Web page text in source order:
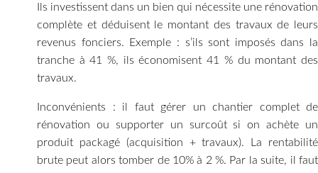
Ils investissent dans un bien qui nécessite une rénovation
complète et déduisent le montant des travaux de leurs
revenus fonciers. Exemple : s’ils sont imposés dans la
tranche à 41 %, ils économisent 41 % du montant des
travaux.
Inconvénients : il faut gérer un chantier complet de
rénovation ou supporter un surcoût si on achète un
produit packagé (acquisition + travaux). La rentabilité
brute peut alors tomber de 10% à 2 %. Par la suite, il faut